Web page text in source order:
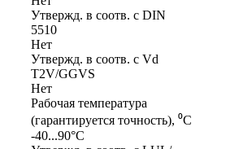
Утвержд. в соотв. с DIN
5510
Нет
Утвержд. в соотв. с Vd
T2V/GGVS
Нет
Рабочая температура
(гарантируется точность), ⁰С
-40...90°C